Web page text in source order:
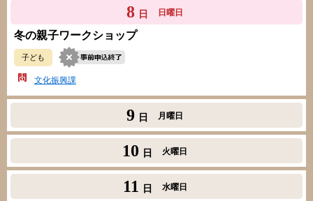
8 日 日曜日
冬の親子ワークショップ
子ども
文化振興課
9 日 月曜日
10 日 火曜日
11 日 水曜日